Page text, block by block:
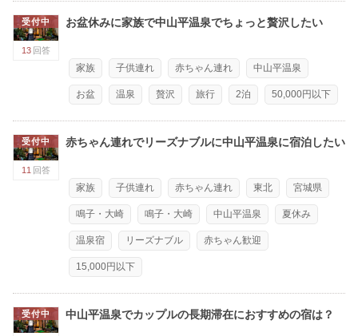
受付中
13 回答
お盆休みに家族で中山平温泉でちょっと贅沢したい
家族 子供連れ 赤ちゃん連れ 中山平温泉
お盆 温泉 贅沢 旅行 2泊 50,000円以下
受付中
11 回答
赤ちゃん連れでリーズナブルに中山平温泉に宿泊したい
家族 子供連れ 赤ちゃん連れ 東北 宮城県
鳴子・大崎 鳴子・大崎 中山平温泉 夏休み
温泉宿 リーズナブル 赤ちゃん歓迎
15,000円以下
受付中 中山平温泉でカップルの長期滞在におすすめの宿は？